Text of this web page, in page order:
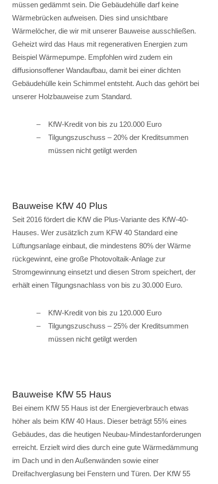
müssen gedämmt sein. Die Gebäudehülle darf keine
Wärmebrücken aufweisen. Dies sind unsichtbare
Wärmelöcher, die wir mit unserer Bauweise ausschließen.
Geheizt wird das Haus mit regenerativen Energien zum
Beispiel Wärmepumpe. Empfohlen wird zudem ein
diffusionsoffener Wandaufbau, damit bei einer dichten
Gebäudehülle kein Schimmel entsteht. Auch das gehört bei
unserer Holzbauweise zum Standard.
KfW-Kredit von bis zu 120.000 Euro
Tilgungszuschuss – 20% der Kreditsummen
müssen nicht getilgt werden
Bauweise KfW 40 Plus
Seit 2016 fördert die KfW die Plus-Variante des KfW-40-
Hauses. Wer zusätzlich zum KFW 40 Standard eine
Lüftungsanlage einbaut, die mindestens 80% der Wärme
rückgewinnt, eine große Photovoltaik-Anlage zur
Stromgewinnung einsetzt und diesen Strom speichert, der
erhält einen Tilgungsnachlass von bis zu 30.000 Euro.
KfW-Kredit von bis zu 120.000 Euro
Tilgungszuschuss – 25% der Kreditsummen
müssen nicht getilgt werden
Bauweise KfW 55 Haus
Bei einem KfW 55 Haus ist der Energieverbrauch etwas
höher als beim KfW 40 Haus. Dieser beträgt 55% eines
Gebäudes, das die heutigen Neubau-Mindestanforderungen
erreicht. Erzielt wird dies durch eine gute Wärmedämmung
im Dach und in den Außenwänden sowie einer
Dreifachverglasung bei Fenstern und Türen. Der KfW 55